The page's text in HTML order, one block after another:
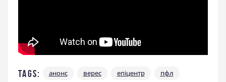
Tags: анонс верес епіцентр
пфл